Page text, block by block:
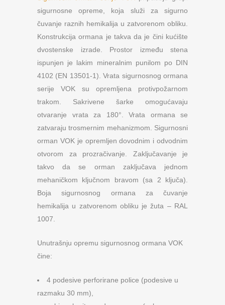
sigurnosne opreme, koja služi za sigurno
čuvanje raznih hemikalija u zatvorenom obliku.
Konstrukcija ormana je takva da je čini kućište
dvostenske izrade. Prostor između stena
ispunjen je lakim mineralnim punilom po DIN
4102 (EN 13501-1). Vrata sigurnosnog ormana
serije VOK su opremljena protivpožarnom
trakom. Sakrivene šarke omogućavaju
otvaranje vrata za 180°. Vrata ormana se
zatvaraju trosmernim mehanizmom. Sigurnosni
orman VOK je opremljen dovodnim i odvodnim
otvorom za prozračivanje. Zaključavanje je
takvo da se orman zaključava jednom
mehaničkom ključnom bravom (sa 2 ključa).
Boja sigurnosnog ormana za čuvanje
hemikalija u zatvorenom obliku je žuta – RAL
1007.
Unutrašnju opremu sigurnosnog ormana VOK
čine:
4 podesive perforirane police (podesive u
razmaku 30 mm),